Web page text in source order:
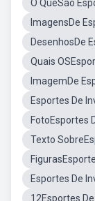
O QueSão
ImagensDe
DesenhosDe
Quais
ImagemDe
Esportes De
FotoEsportes
Texto
Esportes De
12Esportes